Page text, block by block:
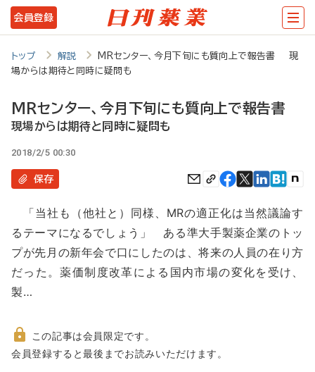
メ
イ
テ
ツ
に
動
会員登録
トップ 解説
MRセンター、今月下旬にも質向上で報告書 現
場からは期待と同時に疑問も
MRセンター、今月下旬にも質向上で報告書
現場からは期待と同時に疑問も
2018/2/5 00:30
保存
「当社も（他社と）同様、MRの適正化は当然議論す
るテーマになるでしょう」 ある準大手製薬企業のトッ
プが先月の新年会で口にしたのは、将来の人員の在り方
だった。薬価制度改革による国内市場の変化を受け、
製…
非
この記事は会員限定です。
会員登録すると最後までお読みいただけます。